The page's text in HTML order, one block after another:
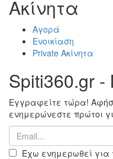
Ακίνητα
Αγορά
Ενοικίαση
Private Ακίνητα
Spiti360.gr -
Εγγραφείτε τώρα!
ενημερώνεστε πρώτοι
Έχω ενημερωθεί για